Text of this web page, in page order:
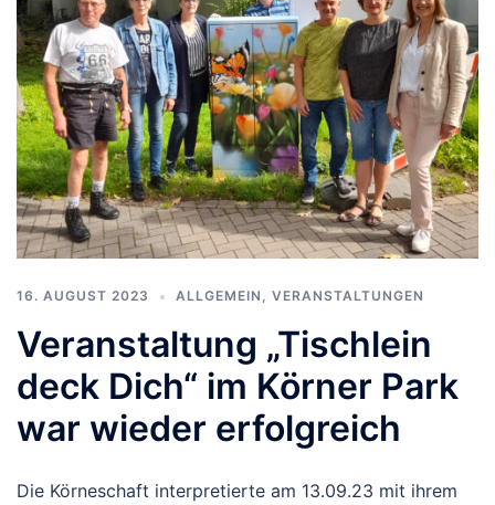
16. AUGUST 2023 ALLGEMEIN , VERANSTALTUNGEN
Veranstaltung „Tischlein
deck Dich“ im Körner Park
war wieder erfolgreich
Die Körneschaft interpretierte am 13.09.23 mit ihrem